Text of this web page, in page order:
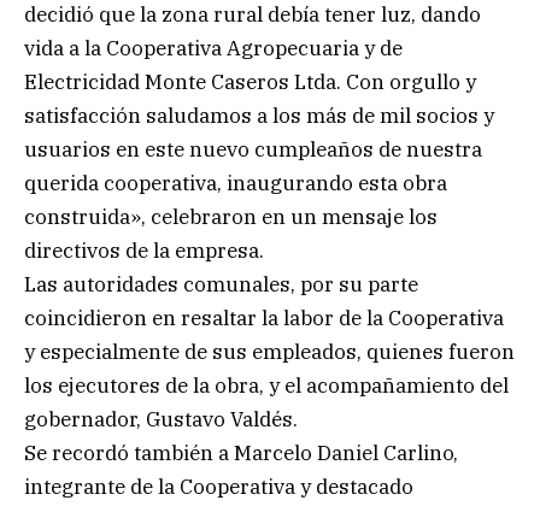
decidió que la zona rural debía tener luz, dando
vida a la Cooperativa Agropecuaria y de
Electricidad Monte Caseros Ltda. Con orgullo y
satisfacción saludamos a los más de mil socios y
usuarios en este nuevo cumpleaños de nuestra
querida cooperativa, inaugurando esta obra
construida», celebraron en un mensaje los
directivos de la empresa.
Las autoridades comunales, por su parte
coincidieron en resaltar la labor de la Cooperativa
y especialmente de sus empleados, quienes fueron
los ejecutores de la obra, y el acompañamiento del
gobernador, Gustavo Valdés.
Se recordó también a Marcelo Daniel Carlino,
integrante de la Cooperativa y destacado